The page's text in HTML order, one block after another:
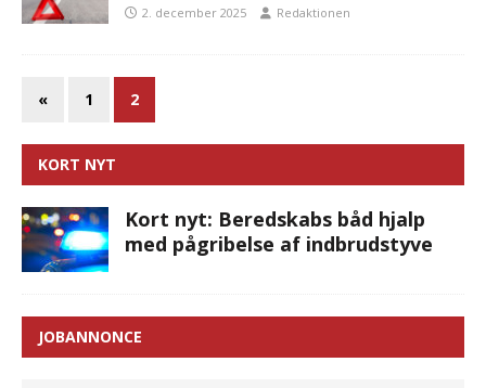
2. december 2025 Redaktionen
« 1 2
KORT NYT
Kort nyt: Beredskabs båd hjalp
med pågribelse af indbrudstyve
JOBANNONCE